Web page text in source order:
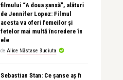
filmului “A doua șansă”, alături
de Jennifer Lopez: Filmul
acesta va oferi femeilor și
fetelor mai multă încredere în
ele
de Alice Năstase Buciuta
Sebastian Stan: Ce șanse aș fi